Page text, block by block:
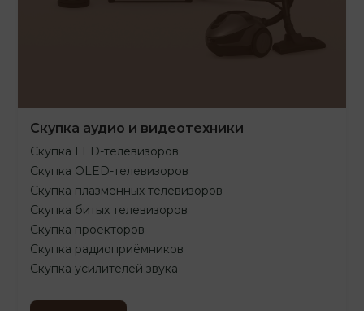
Скупка аудио и видеотехники
Скупка LED-телевизоров
Скупка OLED-телевизоров
Скупка плазменных телевизоров
Скупка битых телевизоров
Скупка проекторов
Скупка радиоприёмников
Скупка усилителей звука